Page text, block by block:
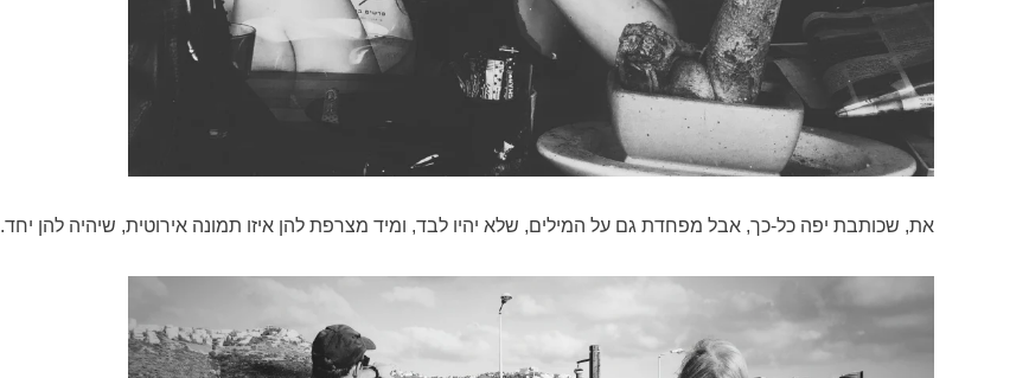
את, שכותבת יפה כל-כך, אבל מפחדת גם על המילים, שלא יהיו לבד, ומיד מצרפת להן איזו תמונה אירוטית, שיהיה להן יחד.